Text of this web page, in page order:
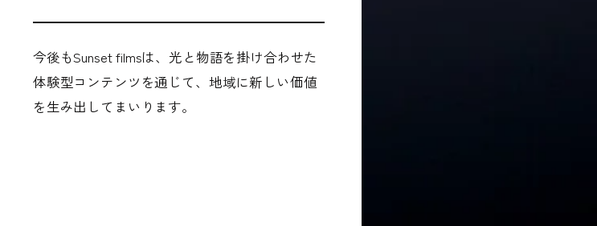
今後もSunset filmsは、光と物語を掛け合わせた
体験型コンテンツを通じて、地域に新しい価値
を生み出してまいります。